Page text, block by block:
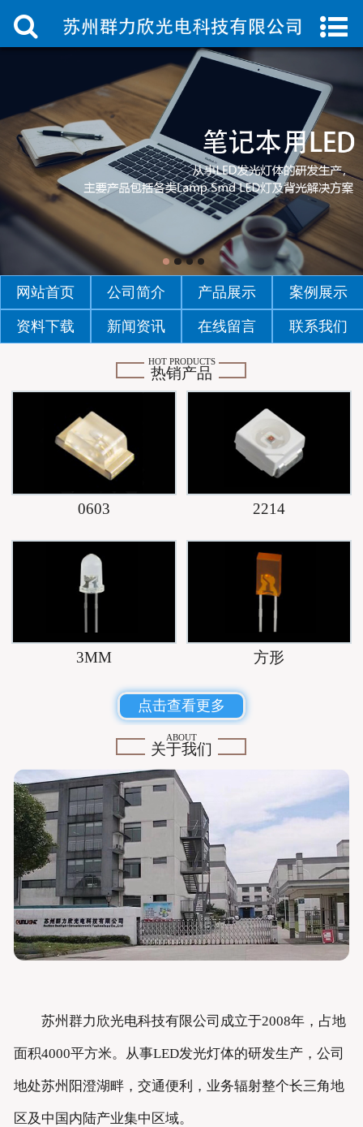
首页
公司简介
案例展示
资料下载
新闻资讯
在线留言
联系我们
网站首页 公司简介 产品展示 案例展示
资料下载 新闻资讯 在线留言 联系我们
HOT PRODUCTS
热销产品
0603 2214
3MM 方形
点击查看更多
ABOUT
关于我们
苏州群力欣光电科技有限公司成立于2008年，占地
面积4000平方米。从事LED发光灯体的研发生产，公司
地处苏州阳澄湖畔，交通便利，业务辐射整个长三角地
区及中国内陆产业集中区域。